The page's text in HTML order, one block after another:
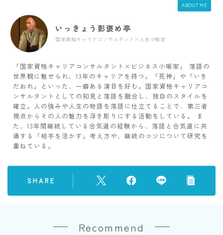
ABOUT ME
いっきょう影褒め亭
国家資格キャリアコンサルタント×人生小噺家
「国家資格キャリアコンサルタント×ビジネス小噺家」 落語の
世界観に魅せられ、13年のキャリアを持つ。「死神」や「いき
だおれ」といった、一癖ある演目を好む。国家資格キャリアコ
ンサルタントとしての知見と落語を融合し、独自のスタイルを
確立。人の強みや人生の物語を落語に仕立てることで、第三者
視点からその人の魅力を浮き彫りにする活動をしている。 ま
た、13年間継続している合気道の経験から、落語と合気道に共
通する「相手を活かす」考え方や、継続のコツについて研究を
重ねている。
SHARE
Recommend